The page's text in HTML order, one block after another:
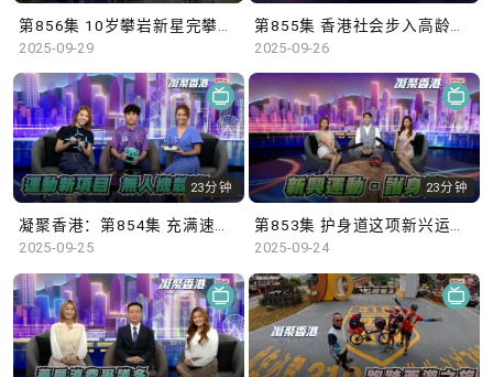
2025-09-29 2025-09-26
23分钟
凝聚香港：第854集 充满速度感的无人机竞速赛，挑战运动员的操控能力。
2025-09-25
23分钟
第853集 护身道这项新兴运动，使用软海绵武器学习武士道和武德，齐来了解更多！
2025-09-24